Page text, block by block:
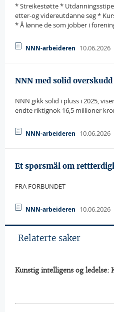
* Streikestøtte *
etter-og videreutdanne seg *
* Å lønne de som jobber i
NNN-arbeideren 10.06.2026
NNN med solid overskudd
NNN gikk solid i pluss i 2025,
endte riktignok 16,5 millioner
NNN-arbeideren 10.06.2026
Et spørsmål om
FRA FORBUNDET
NNN-arbeideren 10.06.2026
Relaterte saker
Kunstig intelligens og ledelse: